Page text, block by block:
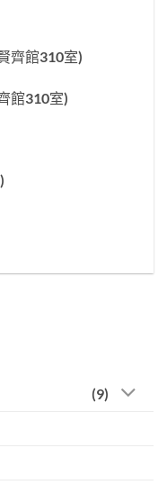
齊館310室)
館310室)
(9)